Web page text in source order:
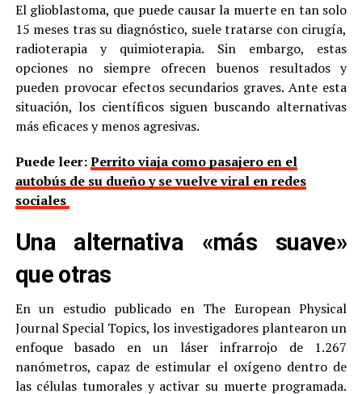
El glioblastoma, que puede causar la muerte en tan solo
15 meses tras su diagnóstico, suele tratarse con cirugía,
radioterapia y quimioterapia. Sin embargo, estas
opciones no siempre ofrecen buenos resultados y
pueden provocar efectos secundarios graves. Ante esta
situación, los científicos siguen buscando alternativas
más eficaces y menos agresivas.
Puede leer:Perrito viaja como pasajero en el
autobús de su dueño y se vuelve viral en redes
sociales
Una alternativa «más suave»
que otras
En un estudio publicado en The European Physical
Journal Special Topics, los investigadores plantearon un
enfoque basado en un láser infrarrojo de 1.267
nanómetros, capaz de estimular el oxígeno dentro de
las células tumorales y activar su muerte programada.